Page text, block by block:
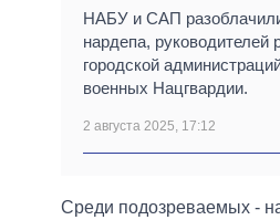
НАБУ и САП
нардепа, руководителей
городской
военных Нацгвардии.
2 августа 2025, 17:12
Среди подозреваемых -